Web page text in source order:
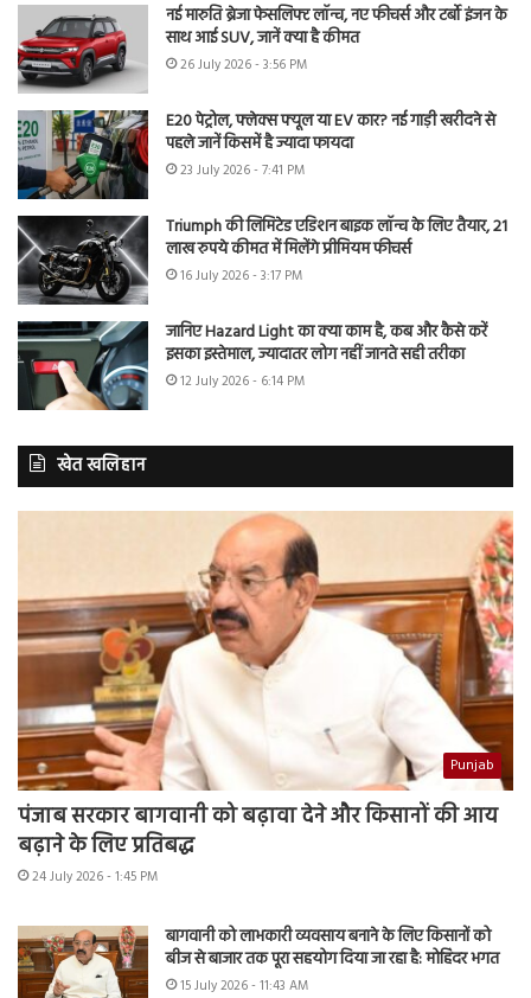
नई मारुति ब्रेजा फेसलिफ्ट लॉन्च, नए फीचर्स और टर्बो इंजन के
साथ आई SUV, जानें क्या है कीमत
26 July 2026 - 3:56 PM
E20 पेट्रोल, फ्लेक्स फ्यूल या EV कार? नई गाड़ी खरीदने से
पहले जानें किसमें है ज्यादा फायदा
23 July 2026 - 7:41 PM
Triumph की लिमिटेड एडिशन बाइक लॉन्च के लिए तैयार, 21
लाख रुपये कीमत में मिलेंगे प्रीमियम फीचर्स
16 July 2026 - 3:17 PM
जानिए Hazard Light का क्या काम है, कब और कैसे करें
इसका इस्तेमाल, ज्यादातर लोग नहीं जानते सही तरीका
12 July 2026 - 6:14 PM
खेत खलिहान
Punjab
पंजाब सरकार बागवानी को बढ़ावा देने और किसानों की आय
बढ़ाने के लिए प्रतिबद्ध
24 July 2026 - 1:45 PM
बागवानी को लाभकारी व्यवसाय बनाने के लिए किसानों को
बीज से बाजार तक पूरा सहयोग दिया जा रहा है: मोहिंदर भगत
15 July 2026 - 11:43 AM